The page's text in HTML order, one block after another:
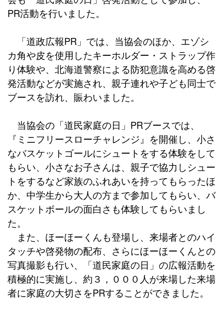
PR活動を行いました。
「道政広報PR」では、当協会のほか、エゾシ
カ角や皮を使用したキーホルダー・ストラップ作
り体験や、北海道警察による防犯意識を高める啓
発活動などが実施され、親子連れや子ども同士で
ブースを訪れ、賑わいました。
当協会の「道民家庭の日」PRブースでは、
『ミニフリースローチャレンジ』を開催し、小さ
なバスケットゴールにシュートをする体験をして
もらい、小さなお子さんは、親子で協力しシュー
トをするなど家族のふれあいを持ってもらったほ
か、中学生から大人の方まで参加してもらい、バ
スケットボールの面白さも体験してもらいまし
た。
また、ほーほーくんも登場し、来場者とのハイ
タッチや啓発物の配布、さらにほーほーくんとの
写真撮影も行い、「道民家庭の日」の広報活動を
積極的に実施し、約３，０００人が来場した来場
者に家庭の大切さをPRすることができました。